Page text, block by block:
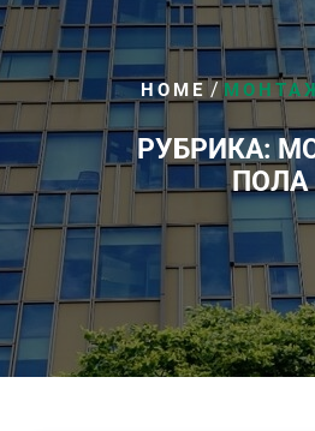
HOME /
РУБРИКА:
ПОЛА